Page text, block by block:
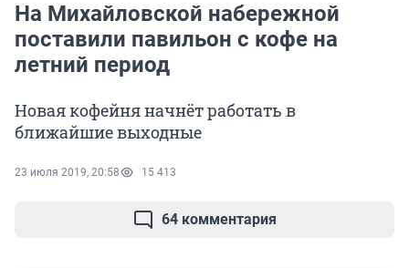
На Михайловской набережной
поставили павильон с кофе на
летний период
Новая кофейня начнёт работать в
ближайшие выходные
23 июля 2019, 20:58 15 413
64 комментария